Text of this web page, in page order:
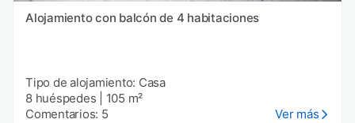
Alojamiento con balcón de 4 habitaciones
Tipo de alojamiento: Casa
8 huéspedes
105 m²
Comentarios: 5
Ver más